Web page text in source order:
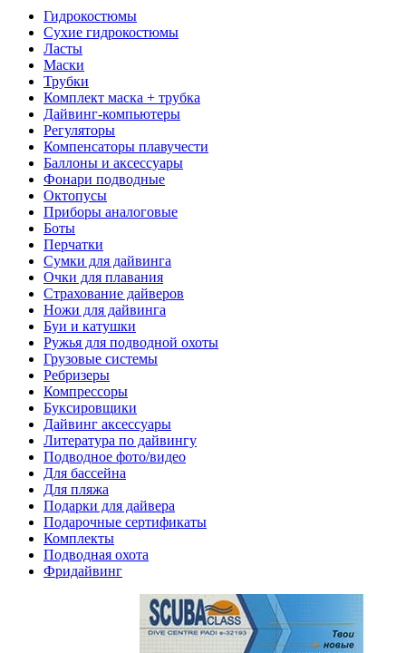
Гидрокостюмы
Сухие гидрокостюмы
Ласты
Маски
Трубки
Комплект маска + трубка
Дайвинг-компьютеры
Регуляторы
Компенсаторы плавучести
Баллоны и аксессуары
Фонари подводные
Октопусы
Приборы аналоговые
Боты
Перчатки
Сумки для дайвинга
Очки для плавания
Страхование дайверов
Ножи для дайвинга
Буи и катушки
Ружья для подводной охоты
Грузовые системы
Ребризеры
Компрессоры
Буксировщики
Дайвинг аксессуары
Литература по дайвингу
Подводное фото/видео
Для бассейна
Для пляжа
Подарки для дайвера
Подарочные сертификаты
Комплекты
Подводная охота
Фридайвинг